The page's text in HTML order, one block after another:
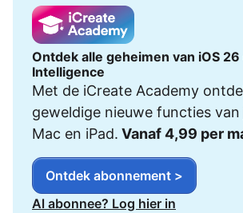
Ontdek alle geheimen van iOS
Intelligence
Met de iCreate Academy
geweldige nieuwe functies van
Mac en iPad. Vanaf 4,99 per
Ontdek abonnement >
Al abonnee? Log hier in